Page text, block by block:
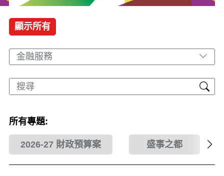
顯示所有
金融服務
所有專題:
2026-27 財政預算案 盛事之都